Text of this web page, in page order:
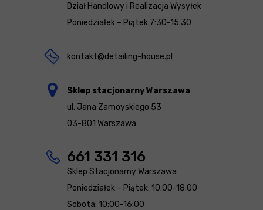
Dział Handlowy i Realizacja Wysyłek
Poniedziałek – Piątek 7:30-15.30
kontakt@detailing-house.pl
Sklep stacjonarny Warszawa
ul. Jana Zamoyskiego 53
03-801 Warszawa
661 331 316
Sklep Stacjonarny Warszawa
Poniedziałek – Piątek: 10:00-18:00
Sobota: 10:00-16:00